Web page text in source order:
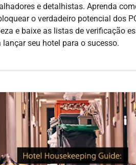
e detalhistas. Aprenda
o verdadeiro potencial dos
e baixe as listas de verificação
lançar seu hotel para o sucesso.